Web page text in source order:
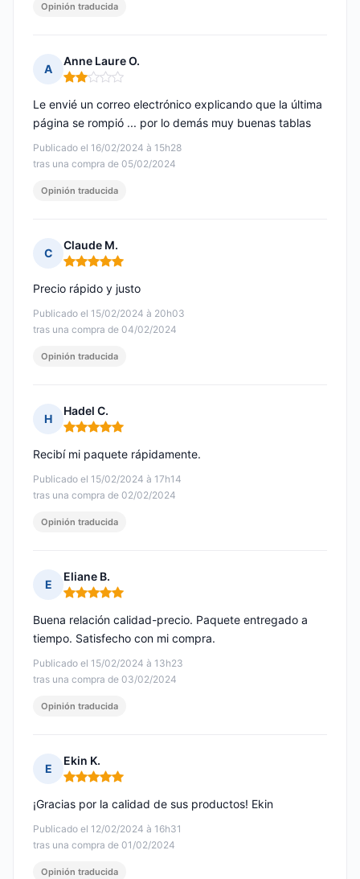
Opinión traducida
A
Anne Laure O.
Nota: 2 de 5
Publicado el 16/02/2024 à 15h28
tras una compra de 05/02/2024
Le envié un correo electrónico explicando que la última
página se rompió ... por lo demás muy buenas tablas
Opinión traducida
C
Claude M.
Nota: 5 de 5
Publicado el 15/02/2024 à 20h03
tras una compra de 04/02/2024
Precio rápido y justo
Opinión traducida
H
Hadel C.
Nota: 5 de 5
Publicado el 15/02/2024 à 17h14
tras una compra de 02/02/2024
Recibí mi paquete rápidamente.
Opinión traducida
E
Eliane B.
Nota: 5 de 5
Publicado el 15/02/2024 à 13h23
tras una compra de 03/02/2024
Buena relación calidad-precio. Paquete entregado a
tiempo. Satisfecho con mi compra.
Opinión traducida
E
Ekin K.
Nota: 5 de 5
Publicado el 12/02/2024 à 16h31
tras una compra de 01/02/2024
¡Gracias por la calidad de sus productos! Ekin
Opinión traducida